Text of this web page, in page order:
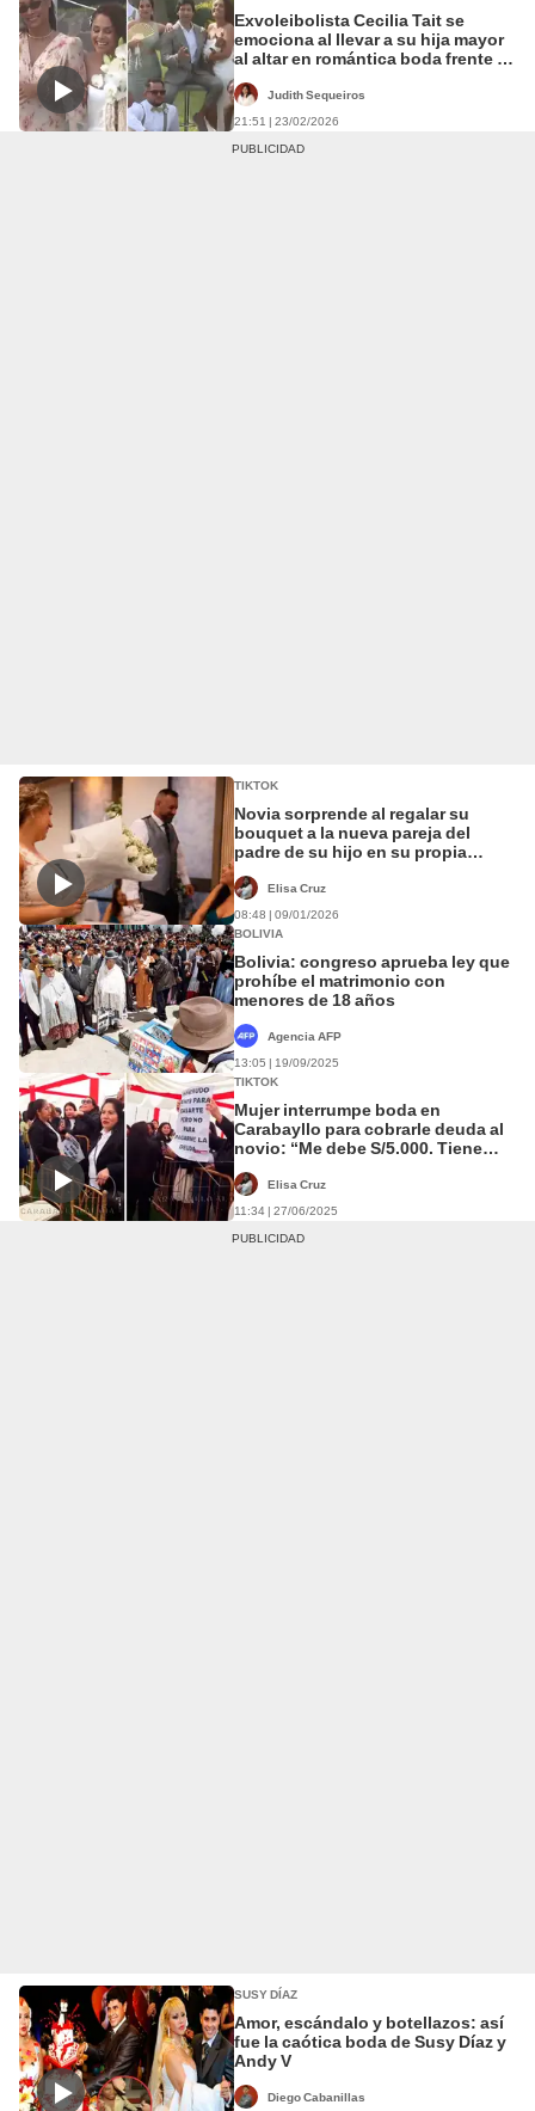
Exvoleibolista Cecilia Tait se
emociona al llevar a su hija mayor
al altar en romántica boda frente al
Judith Sequeiros
21:51 | 23/02/2026
TIKTOK
Novia sorprende al regalar su
bouquet a la nueva pareja del
padre de su hijo en su propia
Elisa Cruz
08:48 | 09/01/2026
BOLIVIA
Bolivia: congreso aprueba ley que
prohíbe el matrimonio con
menores de 18 años
Agencia AFP
13:05 | 19/09/2025
TIKTOK
Mujer interrumpe boda en
Carabayllo para cobrarle deuda al
novio: “Me debe S/5.000. Tiene
Elisa Cruz
11:34 | 27/06/2025
SUSY DÍAZ
Amor, escándalo y botellazos: así
fue la caótica boda de Susy Díaz y
Andy V
Diego Cabanillas